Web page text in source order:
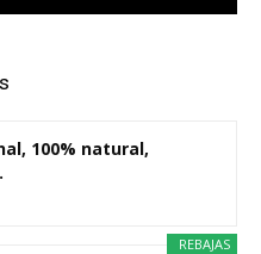
100% natural,
REBAJAS